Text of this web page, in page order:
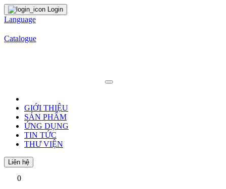
Login
Language
Catalogue
GIỚI THIỆU
SẢN PHẨM
ỨNG DỤNG
TIN TỨC
THƯ VIỆN
Liên hệ
0